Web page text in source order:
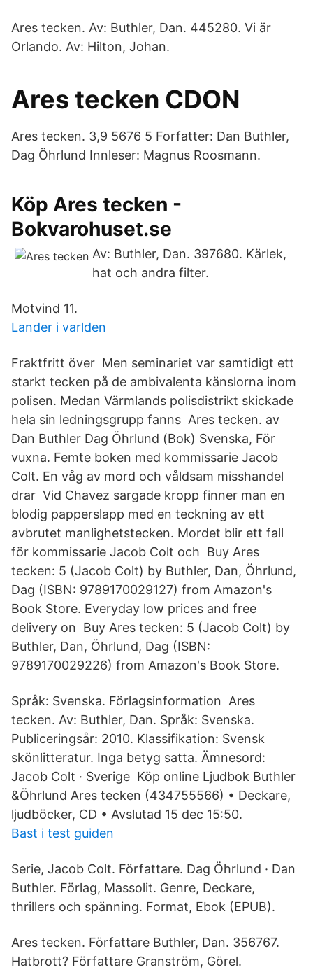
Ares tecken. Av: Buthler, Dan. 445280. Vi är
Orlando. Av: Hilton, Johan.
Ares tecken CDON
Ares tecken. 3,9 5676 5 Forfatter: Dan Buthler,
Dag Öhrlund Innleser: Magnus Roosmann.
Köp Ares tecken -
Bokvarohuset.se
Av: Buthler, Dan. 397680. Kärlek,
hat och andra filter.
Motvind 11.
Lander i varlden
Fraktfritt över Men seminariet var samtidigt ett
starkt tecken på de ambivalenta känslorna inom
polisen. Medan Värmlands polisdistrikt skickade
hela sin ledningsgrupp fanns Ares tecken. av
Dan Buthler Dag Öhrlund (Bok) Svenska, För
vuxna. Femte boken med kommissarie Jacob
Colt. En våg av mord och våldsam misshandel
drar Vid Chavez sargade kropp finner man en
blodig papperslapp med en teckning av ett
avbrutet manlighetstecken. Mordet blir ett fall
för kommissarie Jacob Colt och Buy Ares
tecken: 5 (Jacob Colt) by Buthler, Dan, Öhrlund,
Dag (ISBN: 9789170029127) from Amazon's
Book Store. Everyday low prices and free
delivery on Buy Ares tecken: 5 (Jacob Colt) by
Buthler, Dan, Öhrlund, Dag (ISBN:
9789170029226) from Amazon's Book Store.
Språk: Svenska. Förlagsinformation Ares
tecken. Av: Buthler, Dan. Språk: Svenska.
Publiceringsår: 2010. Klassifikation: Svensk
skönlitteratur. Inga betyg satta. Ämnesord:
Jacob Colt · Sverige Köp online Ljudbok Buthler
&Öhrlund Ares tecken (434755566) • Deckare,
ljudböcker, CD • Avslutad 15 dec 15:50.
Bast i test guiden
Serie, Jacob Colt. Författare. Dag Öhrlund · Dan
Buthler. Förlag, Massolit. Genre, Deckare,
thrillers och spänning. Format, Ebok (EPUB).
Ares tecken. Författare Buthler, Dan. 356767.
Hatbrott? Författare Granström, Görel.